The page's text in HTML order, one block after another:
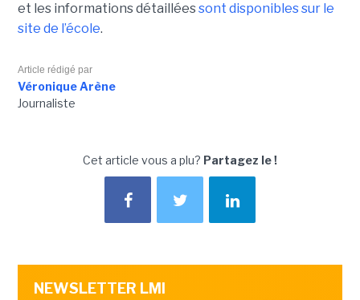
et les informations détailléessont disponibles sur le
site de l’école.
Article rédigé par
Véronique Arène
Journaliste
Cet article vous a plu? Partagez le !
NEWSLETTER LMI